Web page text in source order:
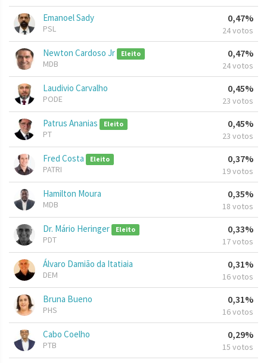
Emanoel Sady
PSL
0,47%
24 votos
Newton Cardoso Jr Eleito
MDB
0,47%
24 votos
Laudivio Carvalho
PODE
0,45%
23 votos
Patrus Ananias Eleito
PT
0,45%
23 votos
Fred Costa Eleito
PATRI
0,37%
19 votos
Hamilton Moura
MDB
0,35%
18 votos
Dr. Mário Heringer Eleito
PDT
0,33%
17 votos
Álvaro Damião da Itatiaia
DEM
0,31%
16 votos
Bruna Bueno
PHS
0,31%
16 votos
Cabo Coelho
PTB
0,29%
15 votos